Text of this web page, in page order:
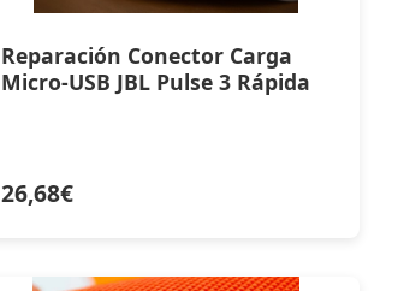
Reparación Conector Carga
Micro-USB JBL Pulse 3 Rápida
26,68€